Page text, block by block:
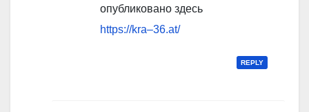
опубликовано здесь
https://kra–36.at/
REPLY